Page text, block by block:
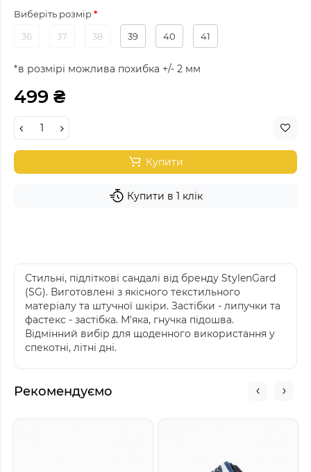
Виберіть розмір
36
37 38 39 40 41
*в розмірі можлива похибка +/- 2 мм
499 ₴
Купити
Купити в 1 клік
Стильні, підліткові сандалі від бренду StylenGard
(SG). Виготовлені з якісного текстильного
матеріалу та штучної шкіри. Застібки - липучки та
фастекс - застібка. М'яка, гнучка підошва.
Відмінний вибір для щоденного використання у
спекотні, літні дні.
Рекомендуємо